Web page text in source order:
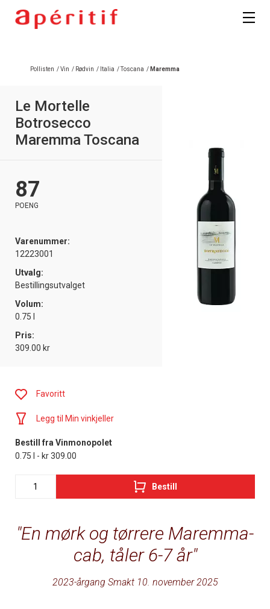
Pollisten /Vin / Rødvin / Italia /Toscana / Maremma
Le Mortelle
Botrosecco
Maremma Toscana
87
POENG
Varenummer:
12223001
Utvalg:
Bestillingsutvalget
Volum:
0.75 l
Pris:
309.00 kr
En mørk og tørrere Maremma-
cab, tåler 6-7 år
2023-årgang Smakt 10. november 2025
Favoritt
Legg til Min vinkjeller
Bestill fra Vinmonopolet
0.75 l - kr 309.00
Bestill